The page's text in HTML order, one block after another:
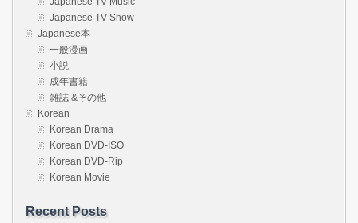
Japanese TV Show
Japanese本
一般漫画
小説
成年書籍
雑誌 &その他
Korean
Korean Drama
Korean DVD-ISO
Korean DVD-Rip
Korean Movie
Recent Posts